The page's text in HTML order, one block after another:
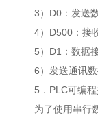
3）D0：发送
4）D500：接
5）D1：数据
6）发送通讯
5．PLC可编
为了使用串行